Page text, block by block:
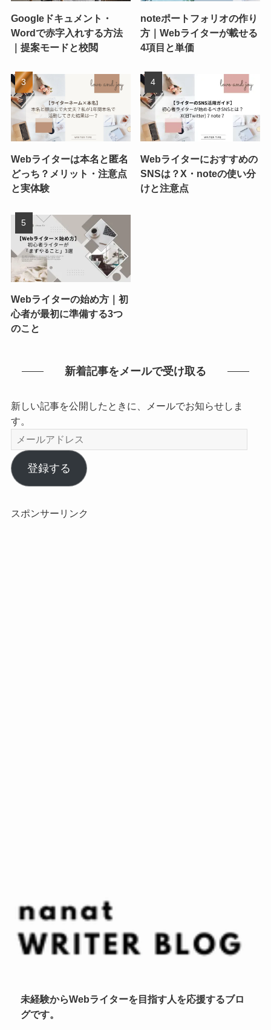
Googleドキュメント・
Wordで赤字入れする方法
｜提案モードと校閲
noteポートフォリオの作り
方｜Webライターが載せる
4項目と単価
Webライターは本名と匿名
どっち？メリット・注意点
と実体験
Webライターにおすすめの
SNSは？X・noteの使い分
けと注意点
Webライターの始め方｜初
心者が最初に準備する3つ
のこと
新着記事をメールで受け取る
新しい記事を公開したときに、メールでお知らせしま
す。
メ
ー
ル
ア
レ
登録する
スポンサーリンク
未経験からWebライターを目指す人を応援するブロ
グです。